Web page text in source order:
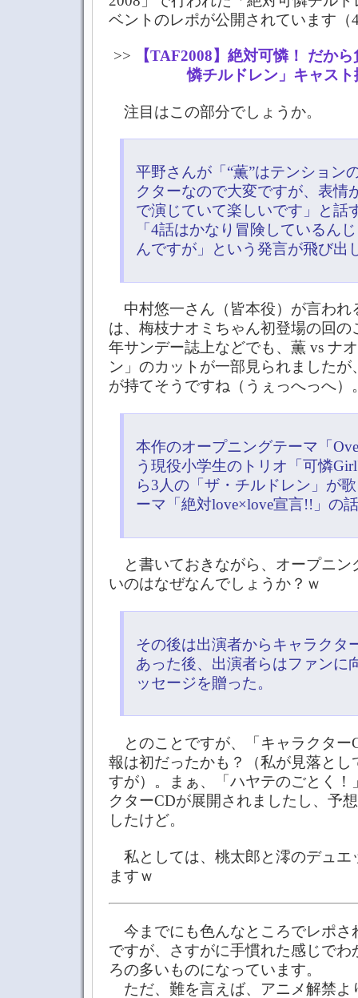
ベントのレポが公開されています（
>>
【TAF2008】絶対可憐！ だか
憐チルドレン」キャスト
注目はこの部分でしょうか。
平野さんが「“薫”はテンション
クターなので大変ですが、表情
で演じていて楽しいです」と話
「4話はかなり冒険しているん
んですが」という発言が飛び出
中村悠一さん（皆本役）が言われ
は、梅枝ナオミちゃん初登場の回の
年サンデー誌上などでも、薫 vs ナ
ン」のカットが一部見られました
が持てそうですね（うぇっへっへ）
本作のオープニングテーマ「
う現役小学生のトリオ「可憐
ら3人の「ザ・チルドレン」が
ーマ「絶対love×love宣言!!」の
と書いておきながら、オープニン
いのはなぜなんでしょうか？ｗ
その後は出演者からキャラクタ
あった後、出演者らはファンに
ッセージを贈った。
とのことですが、「キャラクター
報は初だったかも？（私が見落とし
すが）。まぁ、「ハヤテのごとく！
クターCDが展開されましたし、予
したけど。
私としては、桃太郎と澪のデュエ
ますｗ
今までにも色んなところでレポさ
ですが、さすがに手慣れた感じでわ
ろの多いものになっています。
ただ、難を言えば、アニメ解禁よ